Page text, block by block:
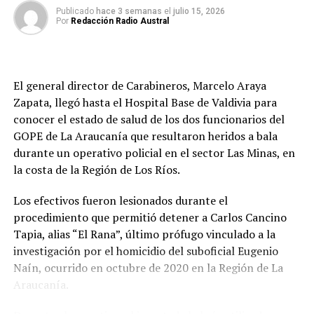
más vulnerables hacia zonas seguras si las condiciones lo
requieren.
permanece en estado grave, mientras que el segundo
fue lesionado en el abdomen y presenta una evolución
está en una situación de gravedad. Hay un segundo
funcionario del GOPE herido con un impacto de
proyectil en su abdomen, pero está en un estado de
menor gravedad que el primero”, señaló el fiscal Bustos.
El imputado también resultó herido durante el
siendo trasladado hasta el Hospital Base de Valdivia
fuera de riesgo vital.
Investigación por homicidio de Eugenio
Naín
Publicado hace 3 semanas el julio 15, 2026
Por Redacción Radio Austral
El general director de Carabineros, Marcelo Araya
Zapata, llegó hasta el Hospital Base de Valdivia para
conocer el estado de salud de los dos funcionarios del
GOPE de La Araucanía que resultaron heridos a bala
durante un operativo policial en el sector Las Minas, en
la costa de la Región de Los Ríos.
Los efectivos fueron lesionados durante el
procedimiento que permitió detener a Carlos Cancino
Tapia, alias “El Rana”, último prófugo vinculado a la
investigación por el homicidio del suboficial Eugenio
Naín, ocurrido en octubre de 2020 en la Región de La
Araucanía.